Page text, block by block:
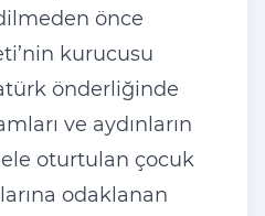
önce
kurucusu
önderliğinde
ve aydınların
oturtulan çocuk
odaklanan